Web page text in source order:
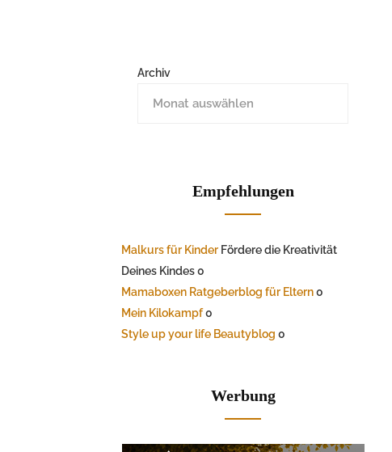
Archiv
Empfehlungen
Malkurs für Kinder Fördere die Kreativität
Deines Kindes 0
Mamaboxen Ratgeberblog für Eltern0
Mein Kilokampf0
Style up your life Beautyblog 0
Werbung